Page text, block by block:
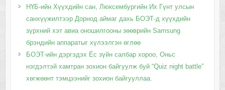
НҮБ-ийн Хүүхдийн сан, Люксембургийн Их Гүнт улсын
санхүүжилтээр Дорнод аймаг дахь БОЭТ-д хүүхдийн
зүрхний хэт авиа оношилгооны зөөврийн Samsung
брэндийн аппаратыг хүлээлгэн өглөө
БОЭТ-ийн дэргэдэх Ёс зүйн салбар хороо, Оньс
нэгдэлтэй хамтран зохион байгуулж буй “Quiz night battle”
хөгжөөнт тэмцээнийг зохион байгууллаа.